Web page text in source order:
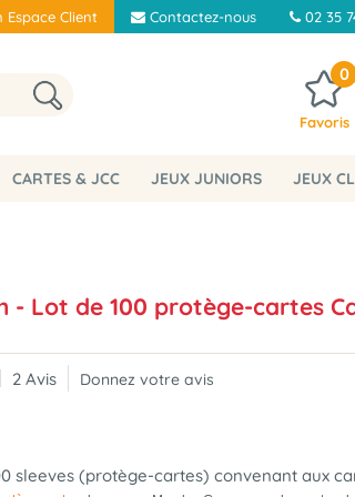
Espace Client Contactez-nous 02 35
0
Favoris
CARTES & JCC JEUX JUNIORS JEUX
- Lot de 100 protège-cartes
2 Avis Donnez votre avis
sleeves (protège-cartes) convenant aux